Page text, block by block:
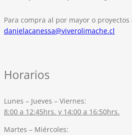
Para compra al por mayor o
danielacanessa@viverolimache.cl
Horarios
Lunes – Jueves – Viernes:
8:00 a 12:45hrs. y 14:00 a 16:50hrs.
Martes – Miércoles: